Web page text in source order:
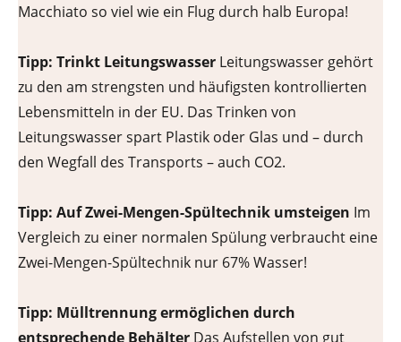
Macchiato so viel wie ein Flug durch halb Europa!
Tipp: Trinkt Leitungswasser Leitungswasser gehört
zu den am strengsten und häufigsten kontrollierten
Lebensmitteln in der EU. Das Trinken von
Leitungswasser spart Plastik oder Glas und – durch
den Wegfall des Transports – auch CO2.
Tipp: Auf Zwei-Mengen-Spültechnik umsteigen Im
Vergleich zu einer normalen Spülung verbraucht eine
Zwei-Mengen-Spültechnik nur 67% Wasser!
Tipp: Mülltrennung ermöglichen durch
entsprechende Behälter Das Aufstellen von gut